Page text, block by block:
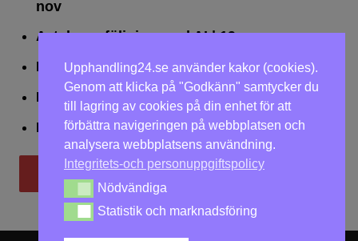
nov
Avtalsuppföljning med AI| 19 nov
Leda upphandlingar effektivt| 25 nov
Dialogförfaranden | 26 nov
LOU på två dagar| 2-3 dec
Till utbildningar
Upphandling24.se använder kakor (cookies).
Genom att klicka på "Godkänn" samtycker du
till lagring av cookies på din enhet för att
förbättra navigeringen på webbplatsen och
analysera webbplatsens användning.
Integritets-och personuppgiftspolicy
Nödvändiga
Nödvändiga
Statistik och marknadsföring
Statistik och marknadsföring